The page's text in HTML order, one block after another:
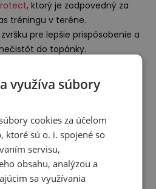
, ktorý je zodpovedný za
tréningu v teréne.
pre lepšie prispôsobenie a
do topánky.
z ľahkej, dobre tlmiacej peny
s technológiouVibram®
suchom povrchu.
Foam X Hierro v9 je skvelou
nadšencov
využíva súbory
cookies za účelom
ktoré sú o. i. spojené so
servisu,
obsahu, analýzou a
sa využívania